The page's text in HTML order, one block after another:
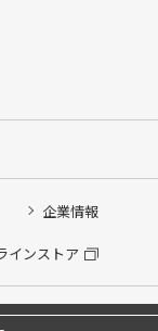
企業情報
インストア